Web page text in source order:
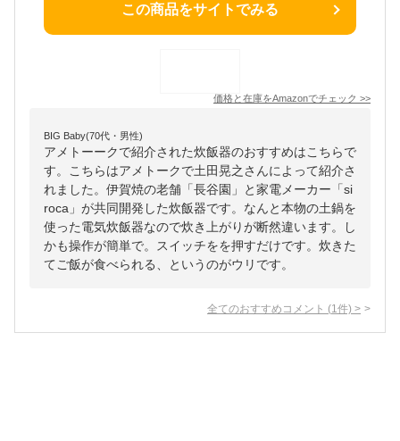
この商品をサイトでみる
価格と在庫をAmazonでチェック >>
BIG Baby(70代・男性)
アメトーークで紹介された炊飯器のおすすめはこちらで
す。こちらはアメトークで土田晃之さんによって紹介さ
れました。伊賀焼の老舗「長谷園」と家電メーカー「si
roca」が共同開発した炊飯器です。なんと本物の土鍋を
使った電気炊飯器なので炊き上がりが断然違います。し
かも操作が簡単で。スイッチをを押すだけです。炊きた
てご飯が食べられる、というのがウリです。
全てのおすすめコメント (1 件) >